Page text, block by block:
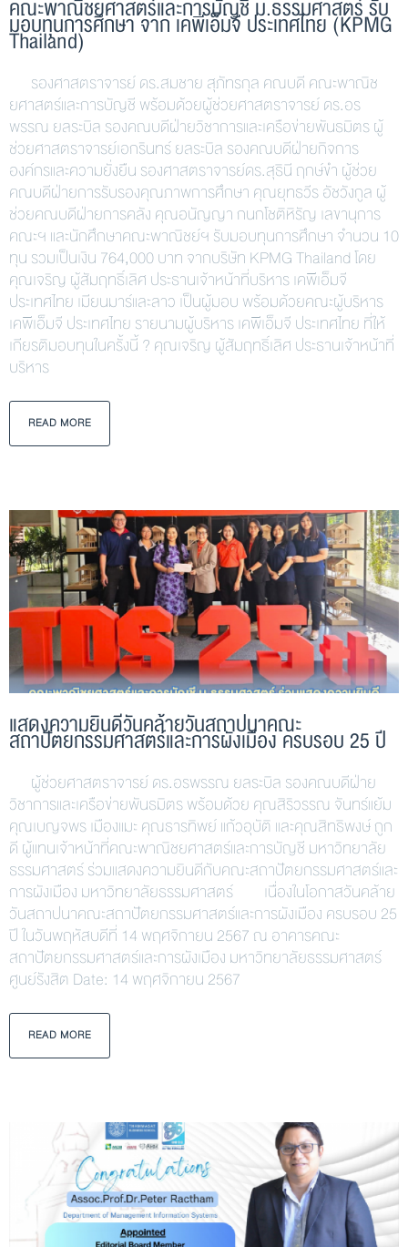
คณะพาณิชยศาสตร์และการบัญชี ม.ธรรมศาสตร์ รับ
มอบทุนการศึกษา จาก เคพีเอ็มจี ประเทศไทย (KPMG
Thailand)
รองศาสตราจารย์ ดร.สมชาย สุภัทรกุล คณบดี คณะพาณิช
ยศาสตร์และการบัญชี พร้อมด้วยผู้ช่วยศาสตราจารย์ ดร.อร
พรรณ ยลระบิล รองคณบดีฝ่ายวิชาการและเครือข่ายพันธมิตร ผู้
ช่วยศาสตราจารย์เอกรินทร์ ยลระบิล รองคณบดีฝ่ายกิจการ
องค์กรและความยั่งยืน รองศาสตราจารย์ดร.สุธินี ฤกษ์ขำ ผู้ช่วย
คณบดีฝ่ายการรับรองคุณภาพการศึกษา คุณยุทธวีร อัชวังกูล ผู้
ช่วยคณบดีฝ่ายการคลัง คุณอนัญญา กนกโชติหิรัญ เลขานุการ
คณะฯ และนักศึกษาคณะพาณิชย์ฯ รับมอบทุนการศึกษา จำนวน 10
ทุน รวมเป็นเงิน 764,000 บาท จากบริษัท KPMG Thailand โดย
คุณเจริญ ผู้สัมฤทธิ์เลิศ ประธานเจ้าหน้าที่บริหาร เคพีเอ็มจี
ประเทศไทย เมียนมาร์และลาว เป็นผู้มอบ พร้อมด้วยคณะผู้บริหาร
เคพีเอ็มจี ประเทศไทย รายนามผู้บริหาร เคพีเอ็มจี ประเทศไทย ที่ให้
เกียรติมอบทุนในครั้งนี้ ? คุณเจริญ ผู้สัมฤทธิ์เลิศ ประธานเจ้าหน้าที่
บริหาร
READ MORE
แสดงความยินดีวันคล้ายวันสถาปนาคณะ
สถาปัตยกรรมศาสตร์และการผังเมือง ครบรอบ 25 ปี
ผู้ช่วยศาสตราจารย์ ดร.อรพรรณ ยลระบิล รองคณบดีฝ่าย
วิชาการและเครือข่ายพันธมิตร พร้อมด้วย คุณสิริวรรณ จันทร์แย้ม
คุณเบญจพร เมืองแมะ คุณธารทิพย์ แก้วอุบัติ และคุณสิทธิพงษ์ ถูก
ดี ผู้แทนเจ้าหน้าที่คณะพาณิชยศาสตร์และการบัญชี มหาวิทยาลัย
ธรรมศาสตร์ ร่วมแสดงความยินดีกับคณะสถาปัตยกรรมศาสตร์และ
การผังเมือง มหาวิทยาลัยธรรมศาสตร์ เนื่องในโอกาสวันคล้าย
วันสถาปนาคณะสถาปัตยกรรมศาสตร์และการผังเมือง ครบรอบ 25
ปี ในวันพฤหัสบดีที่ 14 พฤศจิกายน 2567 ณ อาคารคณะ
สถาปัตยกรรมศาสตร์และการผังเมือง มหาวิทยาลัยธรรมศาสตร์
ศูนย์รังสิต Date: 14 พฤศจิกายน 2567
READ MORE